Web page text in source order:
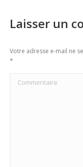
Laisser un
Votre adresse e-mail ne
*
Commentaire